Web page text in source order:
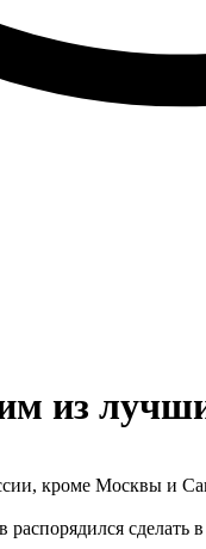
из
кроме Москвы и